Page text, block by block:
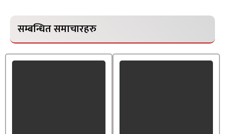
सम्बन्धित समाचारहरु